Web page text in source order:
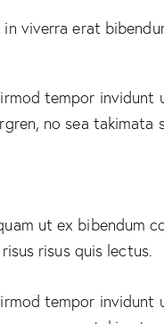
viverra erat
tempor
no sea takimata
ut ex
risus quis lectus.
tempor